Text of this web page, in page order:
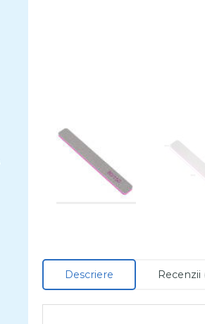
Descriere Recenzii